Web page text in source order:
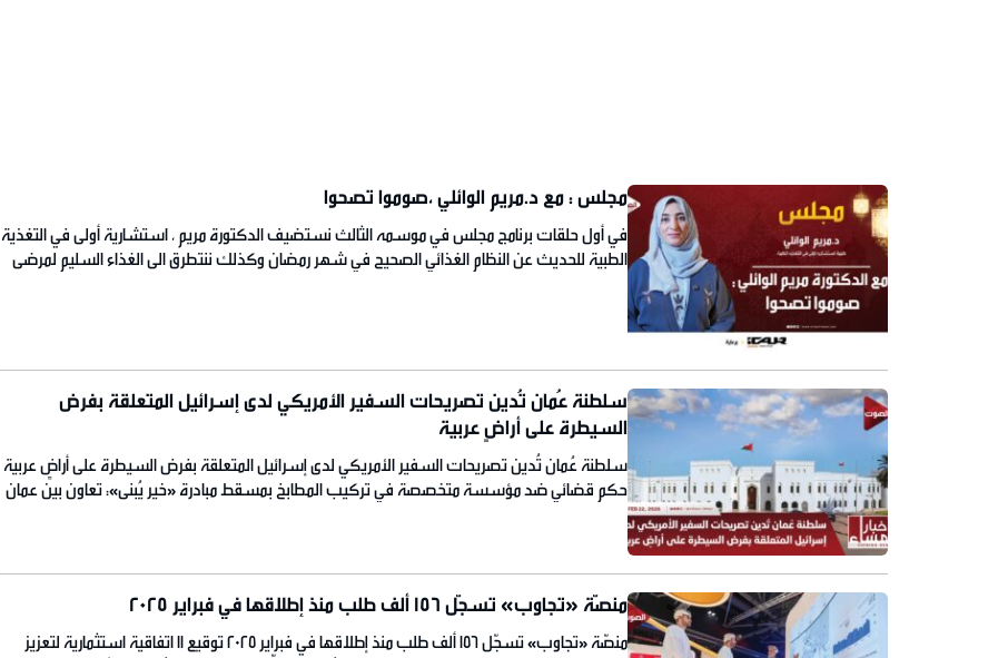
مجلس : مع د.مريم الوائلي ،صوموا تصحوا
في أول حلقات برنامج مجلس في موسمه الثالث نستضيف الدكتورة مريم ، استشارية أولى في التغذية
الطبية للحديث عن النظام الغذائي الصحيح في شهر رمضان وكذلك ننتطرق الى الغذاء السليم لمرضى
سلطنة عُمان تُدين تصريحات السفير الأمريكي لدى إسرائيل المتعلقة بفرض
السيطرة على أراضٍ عربية
سلطنة عُمان تُدين تصريحات السفير الأمريكي لدى إسرائيل المتعلقة بفرض السيطرة على أراضٍ عربية
حكم قضائي ضد مؤسسة متخصصة في تركيب المطابخ بمسقط مبادرة «خير يُبنى»: تعاون بين عمان
منصّة «تجاوب» تسجّل 156 ألف طلب منذ إطلاقها في فبراير 2025
منصّة «تجاوب» تسجّل 156 ألف طلب منذ إطلاقها في فبراير 2025 توقيع 11 اتفاقية استثمارية لتعزيز